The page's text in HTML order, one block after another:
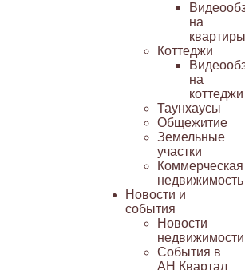
на
квартиры
Коттеджи
на
коттеджи
Таунхаусы
Общежитие
Земельные
участки
Коммерческая
недвижимость
Новости и
события
Новости
недвижимости
События в
АН Квартал